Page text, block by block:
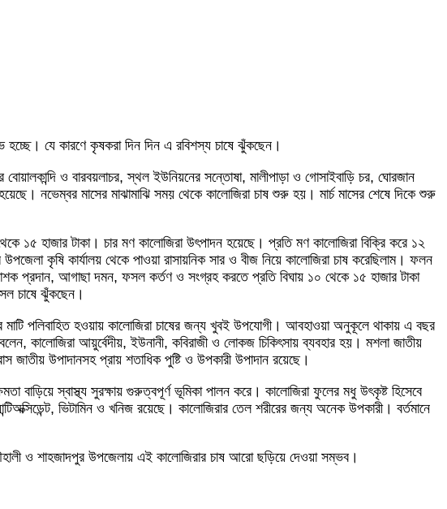
হচ্ছে। যে কারণে কৃষকরা দিন দিন এ রবিশস্য চাষে ঝুঁকছেন।
ও বারবয়লাচর, স্থল ইউনিয়নের সন্তোষা, মালীপাড়া ও গোসাইবাড়ি চর, ঘোরজান
নভেম্বর মাসের মাঝামাঝি সময় থেকে কালোজিরা চাষ শুরু হয়। মার্চ মাসের শেষে দিকে শুরু
১৫ হাজার টাকা। চার মণ কালোজিরা উৎপাদন হয়েছে। প্রতি মণ কালোজিরা বিক্রি করে ১২
কৃষি কার্যালয় থেকে পাওয়া রাসায়নিক সার ও বীজ নিয়ে কালোজিরা চাষ করেছিলাম। ফলন
প্রদান, আগাছা দমন, ফসল কর্তণ ও সংগ্রহ করতে প্রতি বিঘায় ১০ থেকে ১৫ হাজার টাকা
চাষে ঝুঁকছেন।
মাটি পলিবাহিত হওয়ায় কালোজিরা চাষের জন্য খুবই উপযোগী। আবহাওয়া অনুকূলে থাকায় এ বছর
কালোজিরা আয়ুর্বেদীয়, ইউনানী, কবিরাজী ও লোকজ চিকিৎসায় ব্যবহার হয়। মশলা জাতীয়
উপাদানসহ প্রায় শতাধিক পুষ্টি ও উপকারী উপাদান রয়েছে।
বাড়িয়ে স্বাস্থ্য সুরক্ষায় গুরুত্বপূর্ণ ভূমিকা পালন করে। কালোজিরা ফুলের মধু উৎকৃষ্ট হিসেবে
ভিটামিন ও খনিজ রয়েছে। কালোজিরার তেল শরীরের জন্য অনেক উপকারী। বর্তমানে
ও শাহজাদপুর উপজেলায় এই কালোজিরার চাষ আরো ছড়িয়ে দেওয়া সম্ভব।